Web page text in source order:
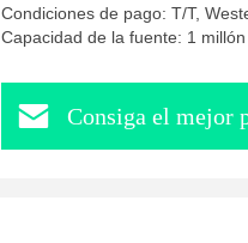
Condiciones de pago: T/T,
Capacidad de la fuente: 1
Consiga el mejor